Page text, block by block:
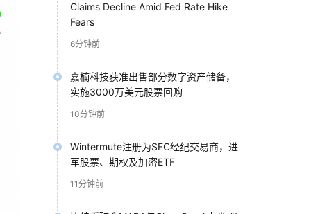
Claims Decline Amid Fed Rate Hike
Fears
6分钟前
嘉楠科技获准出售部分数字资产储备，
实施3000万美元股票回购
10分钟前
Wintermute注册为SEC经纪交易商，进
军股票、期权及加密ETF
11分钟前